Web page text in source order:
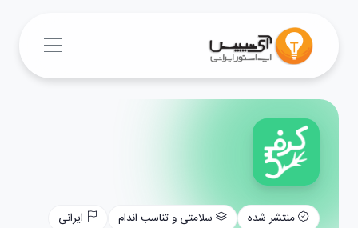
منتشر شده سلامتی و تناسب اندام
ایرانی